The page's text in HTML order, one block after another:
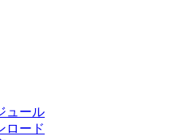
ュール
ロード